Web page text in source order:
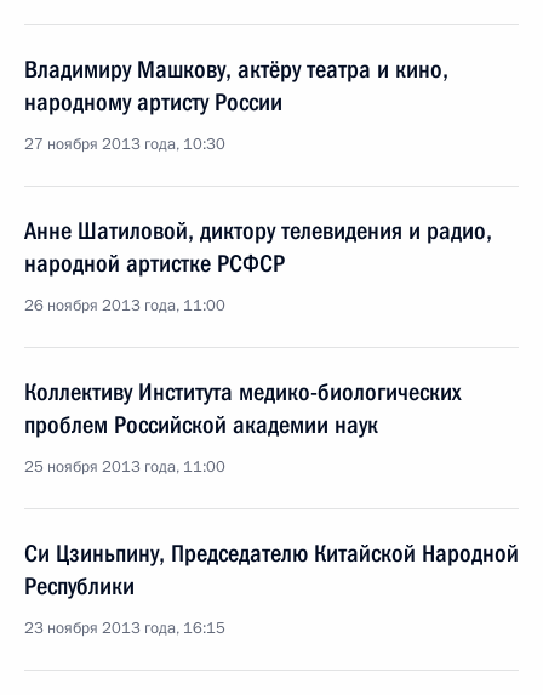
Владимиру Машкову, актёру театра и кино,
народному артисту России
27 ноября 2013 года, 10:30
Анне Шатиловой, диктору телевидения и радио,
народной артистке РСФСР
26 ноября 2013 года, 11:00
Коллективу Института медико-биологических
проблем Российской академии наук
25 ноября 2013 года, 11:00
Си Цзиньпину, Председателю Китайской Народной
Республики
23 ноября 2013 года, 16:15